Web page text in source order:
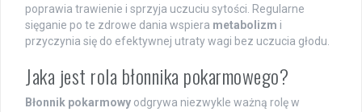
poprawia trawienie i sprzyja uczuciu sytości. Regularne
sięganie po te zdrowe dania wspiera metabolizm i
przyczynia się do efektywnej utraty wagi bez uczucia głodu.
Jaka jest rola błonnika pokarmowego?
Błonnik pokarmowy odgrywa niezwykle ważną rolę w